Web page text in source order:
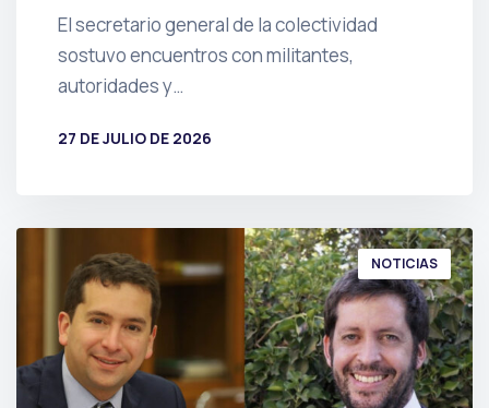
El secretario general de la colectividad
sostuvo encuentros con militantes,
autoridades y…
27 DE JULIO DE 2026
NOTICIAS